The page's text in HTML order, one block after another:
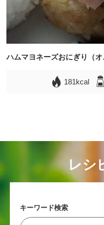
ハムマヨネーズおにぎり（オ
181kcal
レシ
キーワード検索